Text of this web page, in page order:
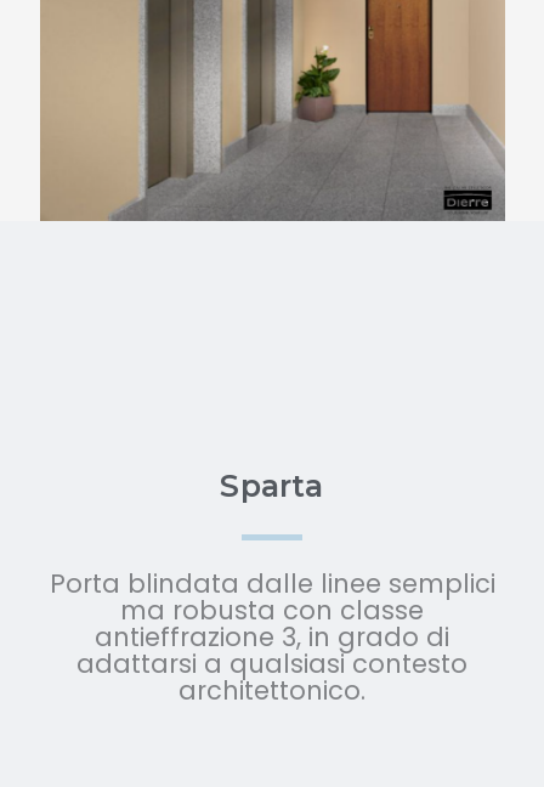
Sparta
Porta blindata dalle linee semplici
ma robusta con classe
antieffrazione 3, in grado di
adattarsi a qualsiasi contesto
architettonico.